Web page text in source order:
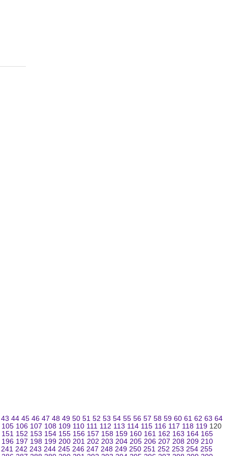
43 44 45 46 47 48 49 50 51 52 53 54 55 56 57 58 59 60 61 62 63 64
105 106 107 108 109 110 111 112 113 114 115 116 117 118 119 120
151 152 153 154 155 156 157 158 159 160 161 162 163 164 165
196 197 198 199 200 201 202 203 204 205 206 207 208 209 210
241 242 243 244 245 246 247 248 249 250 251 252 253 254 255